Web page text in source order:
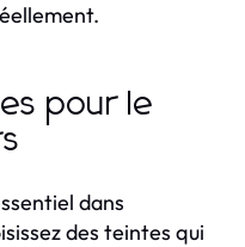
pour le
dans
des teintes qui